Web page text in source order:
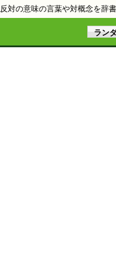
反対の意味の言葉や対概念を辞